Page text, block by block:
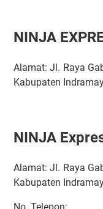
NINJA
Alamat: Jl. Raya
Kabupaten
NINJA
Alamat: Jl. Raya
Kabupaten